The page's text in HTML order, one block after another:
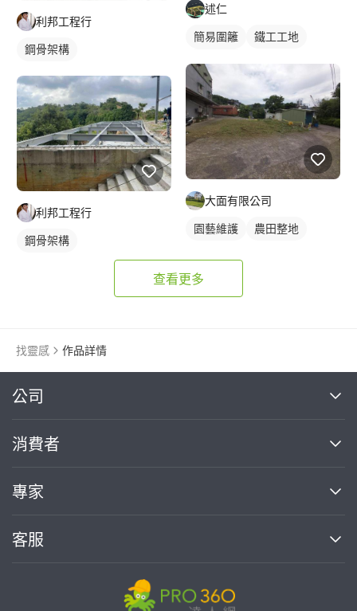
利邦工程行
鋼骨架構
利邦工程行
鋼骨架構
述仁
簡易圍籬
鐵工工地
大面有限公司
園藝維護 農田整地
查看更多
找靈感 作品詳情
公司
關於我們
部落格
加入我們
消費者
買服務
熱門服務
專家
案件中心
客服
繼續完成